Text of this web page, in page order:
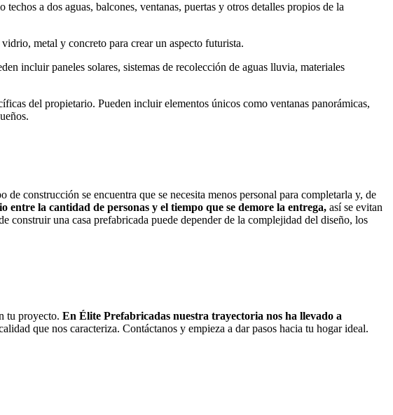
a dos aguas, balcones, ventanas, puertas y otros detalles propios de la
metal y concreto para crear un aspecto futurista.
incluir paneles solares, sistemas de recolección de aguas lluvia, materiales
del propietario. Pueden incluir elementos únicos como ventanas panorámicas,
construcción se encuentra que se necesita menos personal para completarla y, de
entre la cantidad de personas y el tiempo que se demore la entrega, así se evitan
construir una casa prefabricada puede depender de la complejidad del diseño, los
tu proyecto. En Élite Prefabricadas nuestra trayectoria nos ha llevado a
que nos caracteriza. Contáctanos y empieza a dar pasos hacia tu hogar ideal.